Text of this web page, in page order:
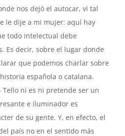
nos dejó el autocar, vi tal
le dije a mi mujer: aquí hay
todo intelectual debe
Es decir, sobre el lugar donde
que podemos charlar sobre
española o catalana.
Tello ni es ni pretende ser un
e iluminador es
de su gente. Y, en efecto, el
país no en el sentido más